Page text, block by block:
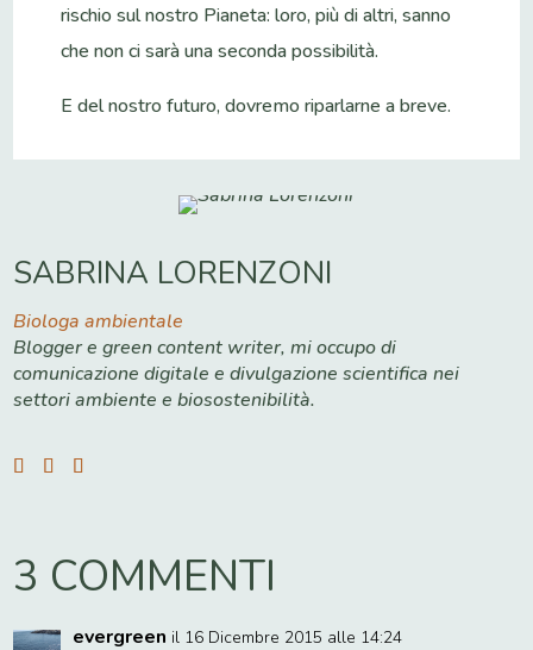
rischio sul nostro Pianeta: loro, più di altri, sanno
che non ci sarà una seconda possibilità.
E del nostro futuro, dovremo riparlarne a breve.
SABRINA LORENZONI
Biologa ambientale
Blogger e green content writer, mi occupo di
comunicazione digitale e divulgazione scientifica nei
settori ambiente e biosostenibilità.
3 COMMENTI
evergreen il 16 Dicembre 2015 alle 14:24